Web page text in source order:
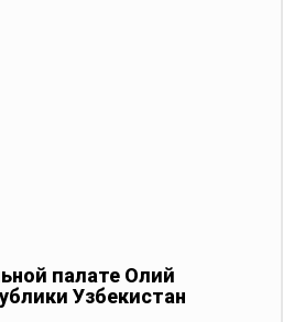
палате Олий
Узбекистан